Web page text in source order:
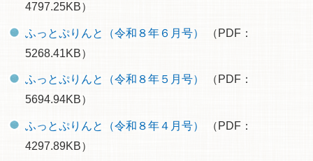
4797.25KB）
ふっとぷりんと（令和８年６月号）
（PDF：
5268.41KB）
ふっとぷりんと（令和８年５月号）
（PDF：
5694.94KB）
ふっとぷりんと（令和８年４月号）
（PDF：
4297.89KB）